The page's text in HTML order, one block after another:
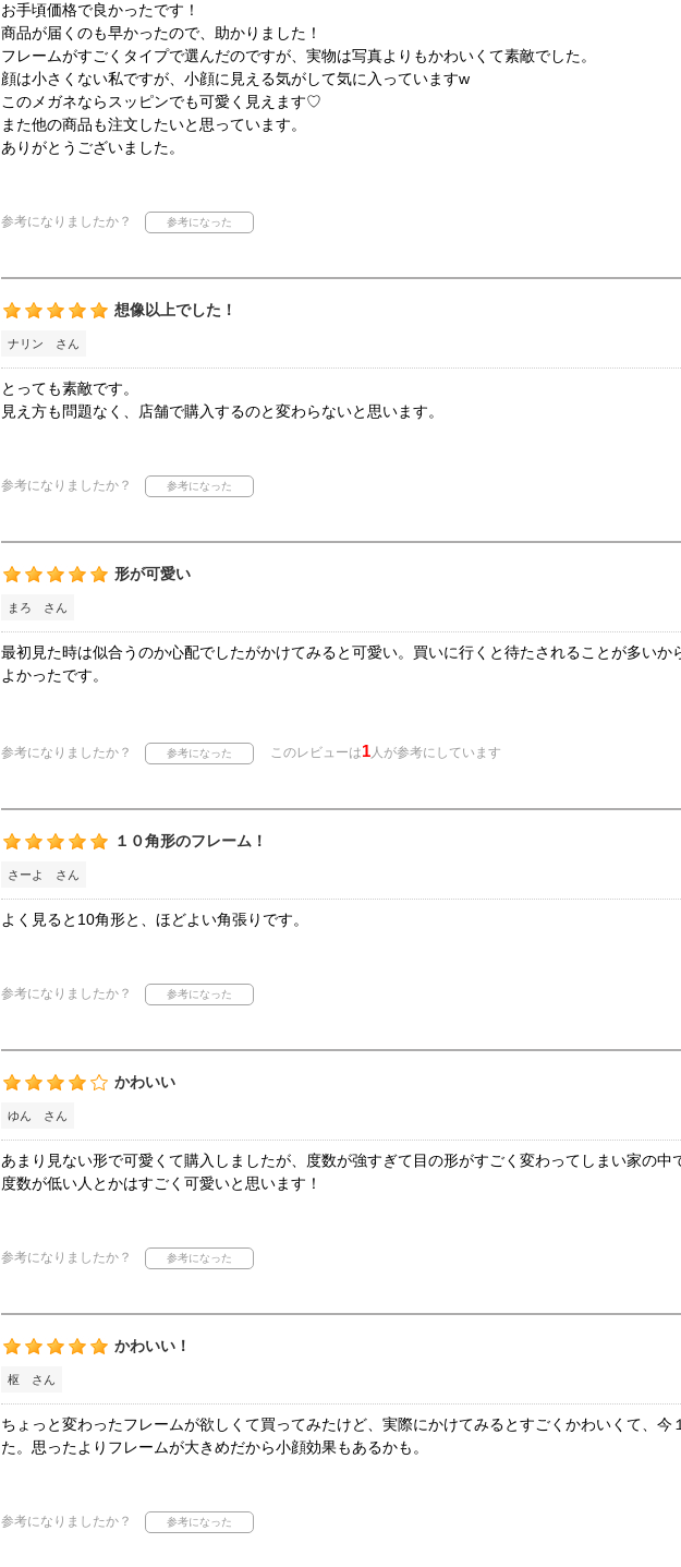
お手頃価格で良かったです！
商品が届くのも早かったので、助かりました！
フレームがすごくタイプで選んだのですが、実物は写真よりもかわいくて素敵でした。
顔は小さくない私ですが、小顔に見える気がして気に入っていますw
このメガネならスッピンでも可愛く見えます♡
また他の商品も注文したいと思っています。
ありがとうございました。
参考になりましたか？
想像以上でした！
ナリン さん
とっても素敵です。
見え方も問題なく、店舗で購入するのと変わらないと思います。
参考になりましたか？
形が可愛い
まろ さん
最初見た時は似合うのか心配でしたがかけてみると可愛い。買いに行くと待たされることが多いか
よかったです。
参考になりましたか？ このレビューは1人が参考にしています
１０角形のフレーム！
さーよ さん
よく見ると10角形と、ほどよい角張りです。
参考になりましたか？
かわいい
ゆん さん
あまり見ない形で可愛くて購入しましたが、度数が強すぎて目の形がすごく変わってしまい家の中
度数が低い人とかはすごく可愛いと思います！
参考になりましたか？
かわいい！
枢 さん
ちょっと変わったフレームが欲しくて買ってみたけど、実際にかけてみるとすごくかわいくて、今
た。思ったよりフレームが大きめだから小顔効果もあるかも。
参考になりましたか？